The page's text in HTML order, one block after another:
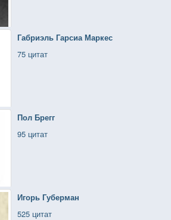
Габриэль Гарсиа Маркес
75 цитат
Пол Брегг
95 цитат
Игорь Губерман
525 цитат